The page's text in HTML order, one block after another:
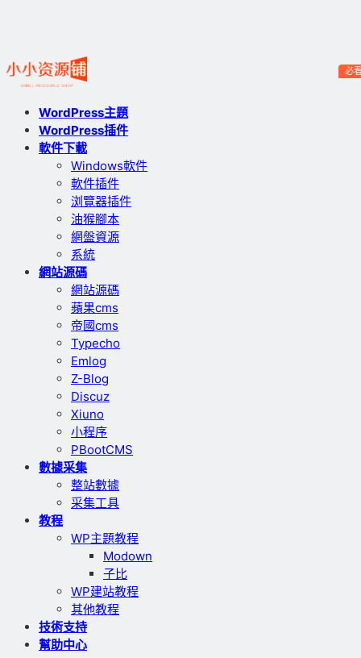
WordPress主題
WordPress插件
軟件下載
Windows軟件
軟件插件
浏覽器插件
油猴腳本
網盤資源
系統
網站源碼
網站源碼
蘋果cms
帝國cms
Typecho
Emlog
Z-Blog
Discuz
Xiuno
小程序
PBootCMS
數據采集
整站數據
采集工具
教程
WP主題教程
Modown
子比
WP建站教程
其他教程
技術支持
幫助中心
必